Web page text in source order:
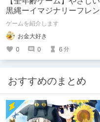
黒縄ーイマジナリーフレン
ドの「彼」と過ごすおぼん
やすみー
ゲームを紹介します
お金大好き
0
0 6 分
おすすめのまとめ